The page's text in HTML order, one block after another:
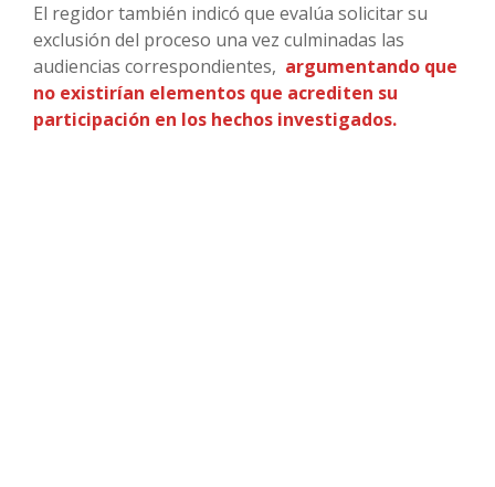
El regidor también indicó que evalúa solicitar su
exclusión del proceso una vez culminadas las
audiencias correspondientes, argumentando que
no existirían elementos que acrediten su
participación en los hechos investigados.